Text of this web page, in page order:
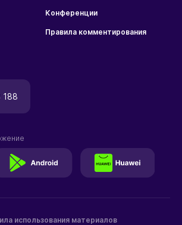
Конференции
Правила комментирования
188
использования материалов